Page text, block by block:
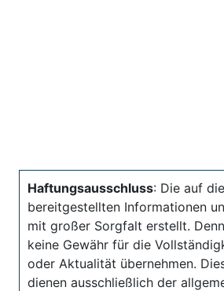
Haftungsausschluss: Die auf
bereitgestellten Informationen
mit großer Sorgfalt erstellt.
keine Gewähr für die
oder Aktualität übernehmen.
dienen ausschließlich der